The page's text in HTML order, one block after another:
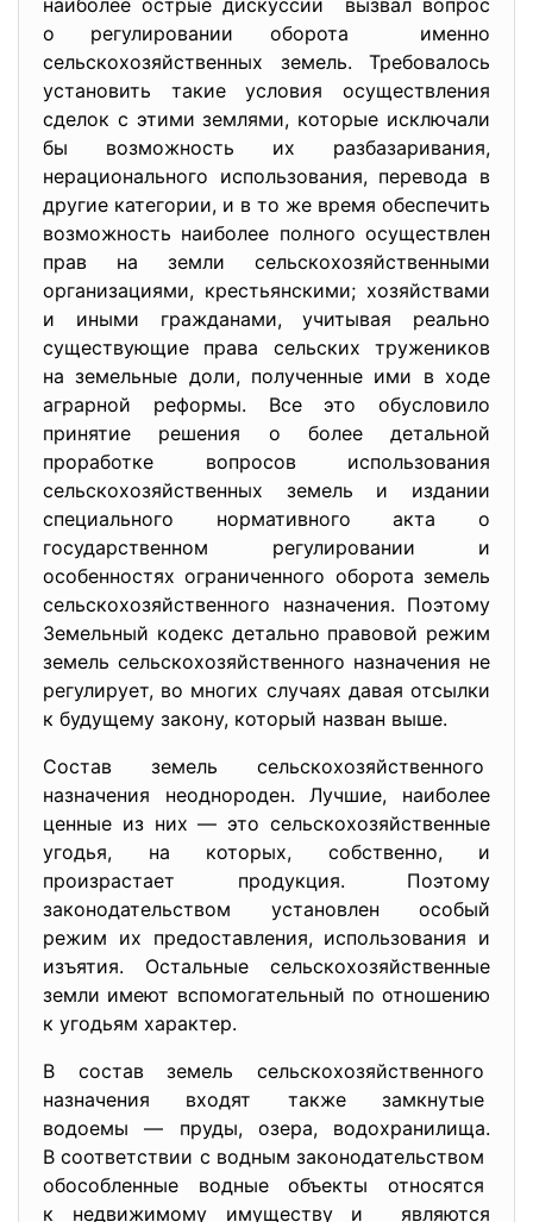
наиболее острые дискуссии вызвал вопрос
о регулировании оборота именно
сельскохозяйственных земель. Требовалось
установить такие условия осуществления
сделок с этими землями, которые исключали
бы возможность их разбазаривания,
нерационального использования, перевода в
другие категории, и в то же время обеспечить
возможность наиболее полного осуществлен
прав на земли сельскохозяйственными
организациями, крестьянскими; хозяйствами
и иными гражданами, учитывая реально
существующие права сельских тружеников
на земельные доли, полученные ими в ходе
аграрной реформы. Все это обусловило
принятие решения о более детальной
проработке вопросов использования
сельскохозяйственных земель и издании
специального нормативного акта о
государственном регулировании и
особенностях ограниченного оборота земель
сельскохозяйственного назначения. Поэтому
Земельный кодекс детально правовой режим
земель сельскохозяйственного назначения не
регулирует, во многих случаях давая отсылки
к будущему закону, который назван выше.
Состав земель сельскохозяйственного
назначения неоднороден. Лучшие, наиболее
ценные из них — это сельскохозяйственные
угодья, на которых, собственно, и
произрастает продукция. Поэтому
законодательством установлен особый
режим их предоставления, использования и
изъятия. Остальные сельскохозяйственные
земли имеют вспомогательный по отношению
к угодьям характер.
В состав земель сельскохозяйственного
назначения входят также замкнутые
водоемы — пруды, озера, водохранилища.
В соответствии с водным законодательством
обособленные водные объекты относятся
к недвижимому имуществу и являются